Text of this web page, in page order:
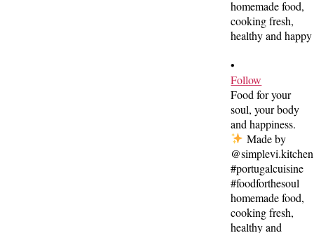
•
Follow
Food for your
soul, your body
and happiness.
Made by
@simplevi.kitchen
#portugalcuisine
#foodforthesoul
homemade food,
cooking fresh,
healthy and